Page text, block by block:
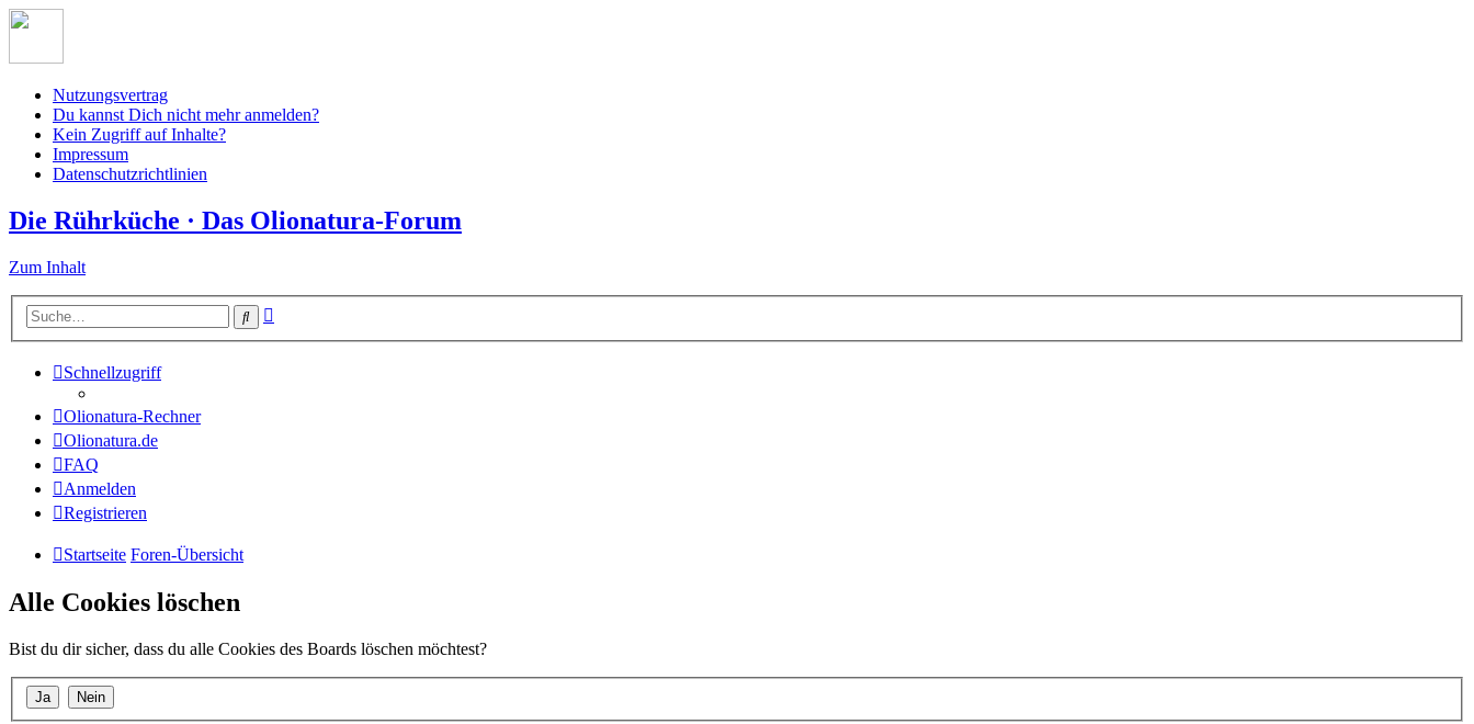
Nutzungsvertrag
Du kannst Dich nicht mehr anmelden?
Kein Zugriff auf Inhalte?
Impressum
Datenschutzrichtlinien
Die Rührküche · Das Olionatura-Forum
Zum Inhalt
Suche
Schnellzugriff
Olionatura-Rechner
Olionatura.de
FAQ
Anmelden
Registrieren
Startseite Foren-Übersicht
Alle Cookies löschen
Bist du dir sicher, dass du alle Cookies des Boards löschen möchtest?